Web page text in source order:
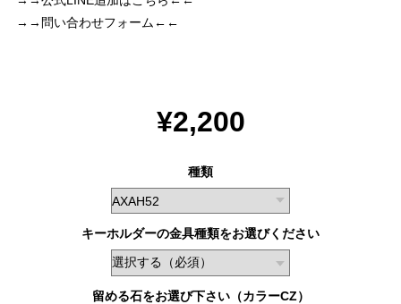
→→問い合わせフォーム←←
¥2,200
種類
キーホルダーの金具種類をお選びください
留める石をお選び下さい（カラーCZ）